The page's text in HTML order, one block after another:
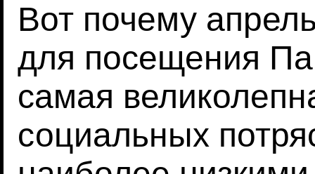
Вот почему
для посещения
самая
социальных